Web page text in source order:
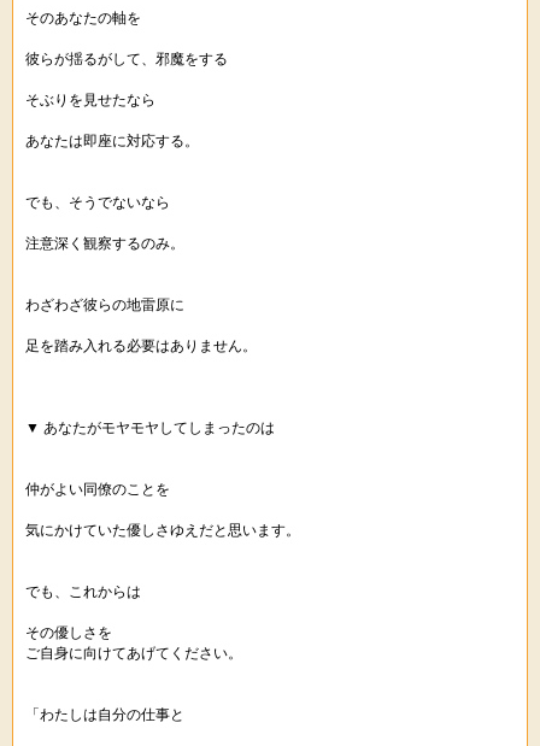
そのあなたの軸を
彼らが揺るがして、邪魔をする
そぶりを見せたなら
あなたは即座に対応する。
でも、そうでないなら
注意深く観察するのみ。
わざわざ彼らの地雷原に
足を踏み入れる必要はありません。
▼ あなたがモヤモヤしてしまったのは
仲がよい同僚のことを
気にかけていた優しさゆえだと思います。
でも、これからは
その優しさを
ご自身に向けてあげてください。
「わたしは自分の仕事と